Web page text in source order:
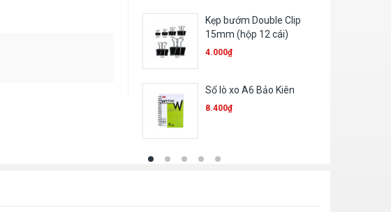
Kẹp bướm Double Clip
15mm (hộp 12 cái)
4.000₫
Sổ lò xo A6 Bảo Kiên
8.400₫